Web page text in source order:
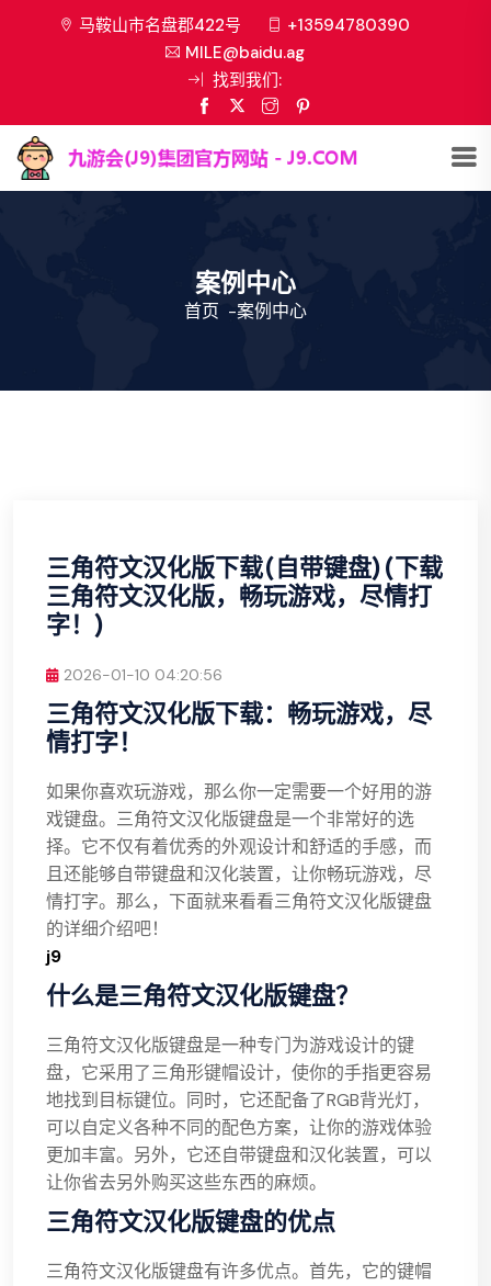
马鞍山市名盘郡422号
+13594780390
MILE@baidu.ag
找到我们:
案例中心
首页 -案例中心
三角符文汉化版下载(自带键盘)(下载
三角符文汉化版，畅玩游戏，尽情打
字！)
2026-01-10 04:20:56
三角符文汉化版下载：畅玩游戏，尽
情打字！
如果你喜欢玩游戏，那么你一定需要一个好用的游
戏键盘。三角符文汉化版键盘是一个非常好的选
择。它不仅有着优秀的外观设计和舒适的手感，而
且还能够自带键盘和汉化装置，让你畅玩游戏，尽
情打字。那么，下面就来看看三角符文汉化版键盘
的详细介绍吧！
j9
什么是三角符文汉化版键盘？
三角符文汉化版键盘是一种专门为游戏设计的键
盘，它采用了三角形键帽设计，使你的手指更容易
地找到目标键位。同时，它还配备了RGB背光灯，
可以自定义各种不同的配色方案，让你的游戏体验
更加丰富。另外，它还自带键盘和汉化装置，可以
让你省去另外购买这些东西的麻烦。
三角符文汉化版键盘的优点
三角符文汉化版键盘有许多优点。首先，它的键帽